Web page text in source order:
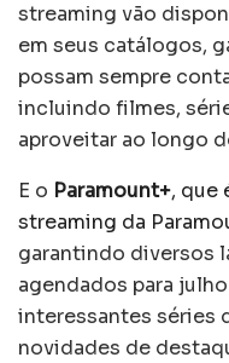
streaming vão
em seus catálogos,
possam sempre
incluindo filmes,
aproveitar ao longo
E o Paramount+, que
streaming da
garantindo diversos
agendados para
interessantes séries
novidades de